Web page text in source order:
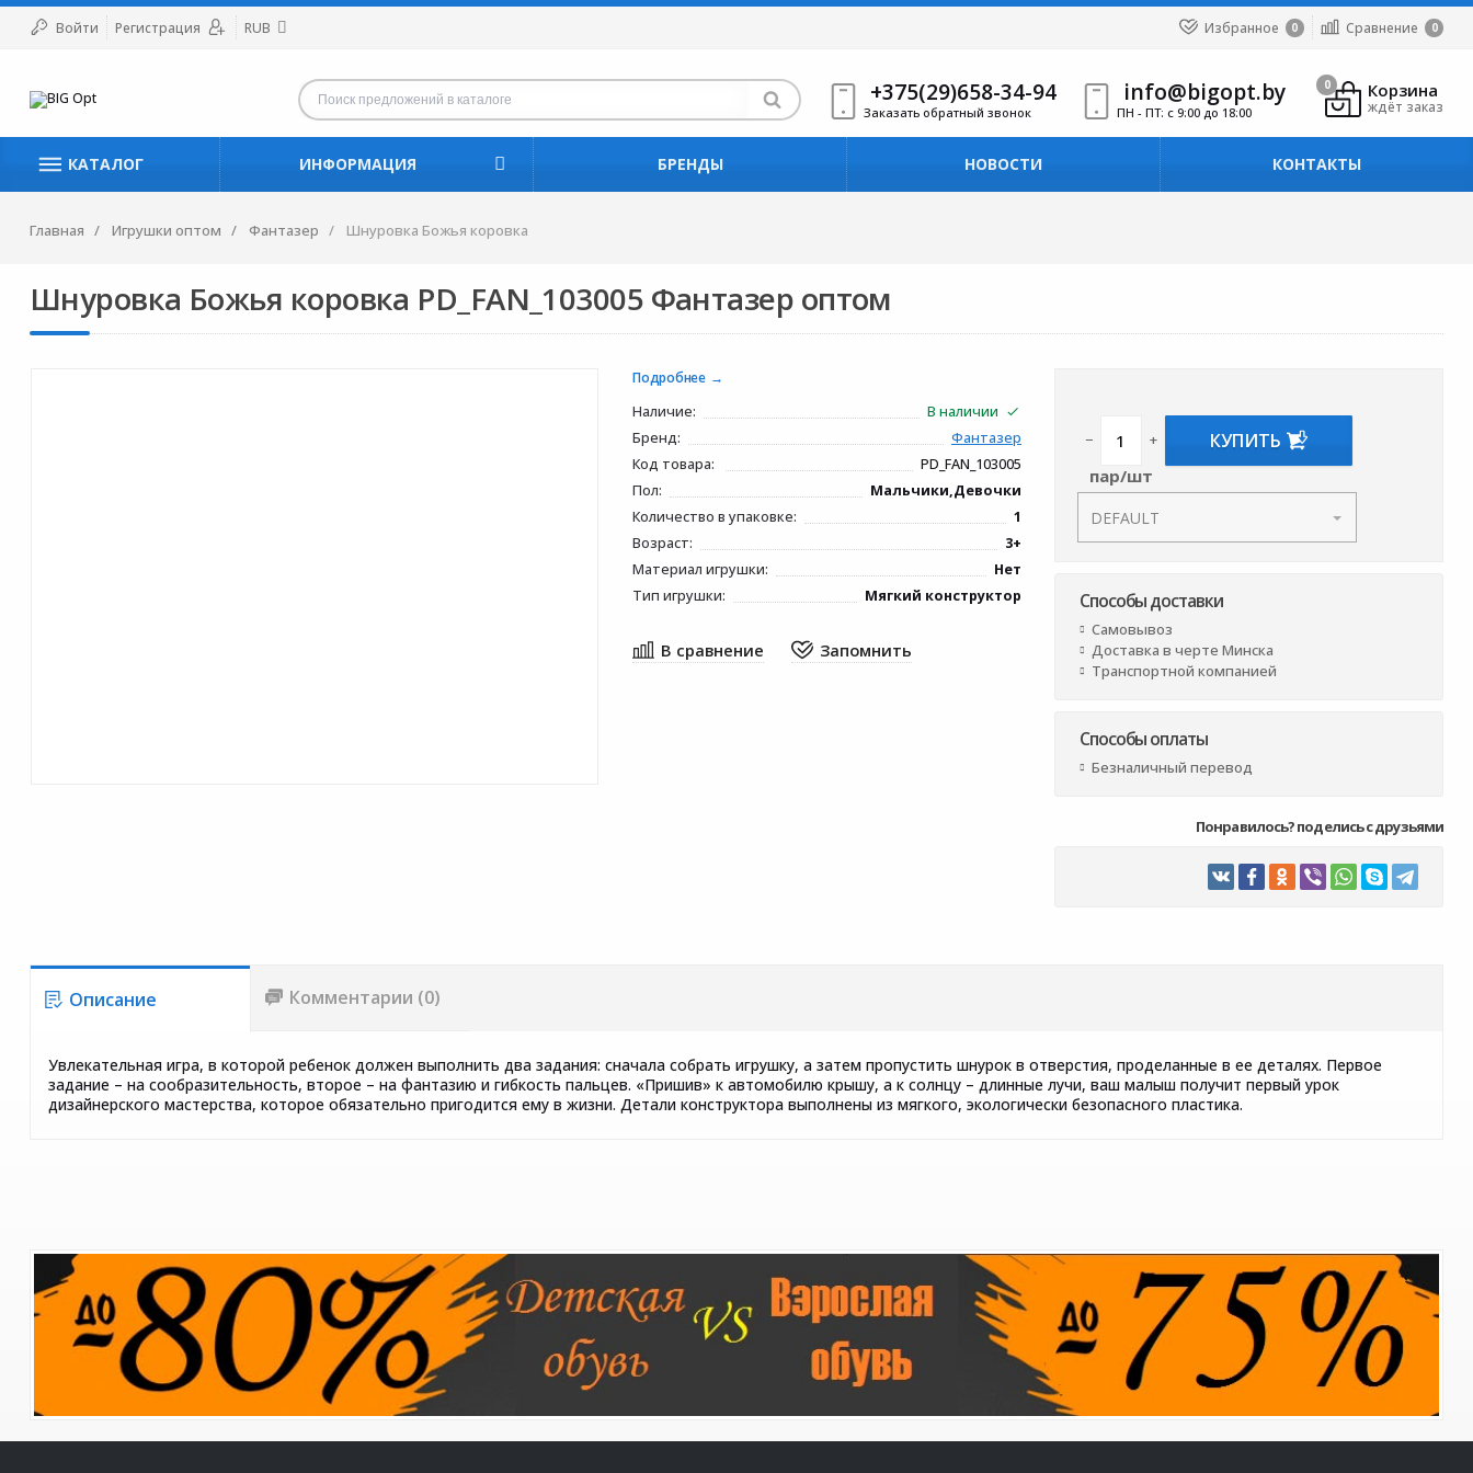
Войти Регистрация RUB Избранное 0 Сравнение 0
+375(29)658-34-94
Заказать обратный звонок
info@bigopt.by
ПН - ПТ: с 9:00 до 18:00
Корзина
ждёт заказ
0
КАТАЛОГ ИНФОРМАЦИЯ БРЕНДЫ НОВОСТИ КОНТАКТЫ
Главная Игрушки оптом Фантазер Шнуровка Божья коровка
Шнуровка Божья коровка PD_FAN_103005 Фантазер оптом
Подробнее
Наличие:
В наличии
Бренд:
Фантазер
Код товара:
PD_FAN_103005
Пол:
Мальчики,Девочки
Количество в упаковке:
1
Возраст:
3+
Материал игрушки:
Нет
Тип игрушки:
Мягкий конструктор
− +
пар/шт
КУПИТЬ
Способы доставки
Самовывоз
Доставка в черте Минска
Транспортной компанией
Способы оплаты
Безналичный перевод
Понравилось? поделись с друзьями
Описание Комментарии (0)
Увлекательная игра, в которой ребенок должен выполнить два задания: сначала собрать игрушку, а затем пропустить шнурок в отверстия, проделанные в ее деталях. Первое
задание – на сообразительность, второе – на фантазию и гибкость пальцев. «Пришив» к автомобилю крышу, а к солнцу – длинные лучи, ваш малыш получит первый урок
дизайнерского мастерства, которое обязательно пригодится ему в жизни. Детали конструктора выполнены из мягкого, экологически безопасного пластика.